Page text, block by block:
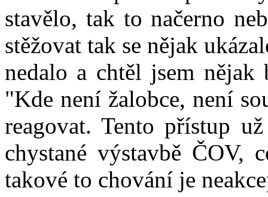
stavělo, tak to načerno
stěžovat tak se nějak
nedalo a chtěl jsem
"Kde není žalobce, není
reagovat. Tento přístup
chystané výstavbě ČOV,
takové to chování je